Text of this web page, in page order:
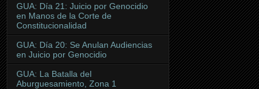
GUA: Día 21: Juicio por Genocidio
en Manos de la Corte de
Constitucionalidad
GUA: Día 20: Se Anulan Audiencias
en Juicio por Genocidio
GUA: La Batalla del
Aburguesamiento, Zona 1